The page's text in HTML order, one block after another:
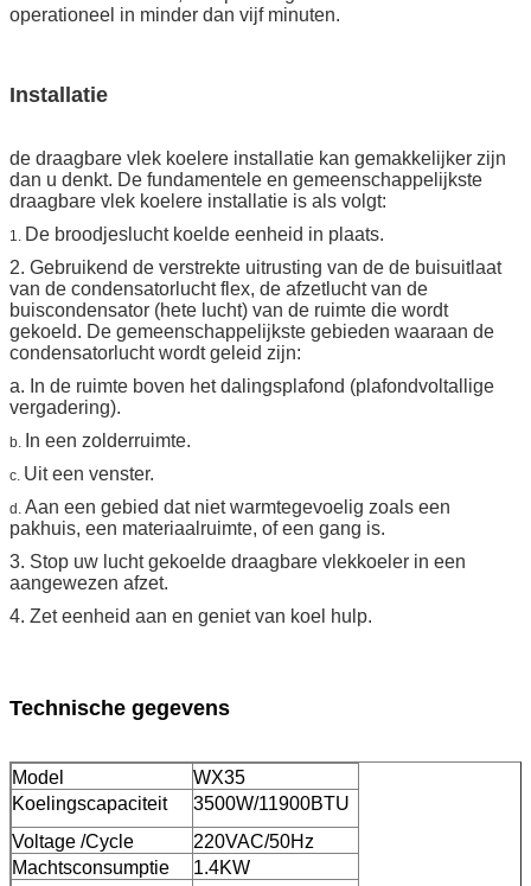
operationeel in minder dan vijf minuten.
Installatie
de draagbare vlek koelere installatie kan gemakkelijker zijn
dan u denkt. De fundamentele en gemeenschappelijkste
draagbare vlek koelere installatie is als volgt:
1. De broodjeslucht koelde eenheid in plaats.
2. Gebruikend de verstrekte uitrusting van de de buisuitlaat
van de condensatorlucht flex, de afzetlucht van de
buiscondensator (hete lucht) van de ruimte die wordt
gekoeld. De gemeenschappelijkste gebieden waaraan de
condensatorlucht wordt geleid zijn:
a. In de ruimte boven het dalingsplafond (plafondvoltallige
vergadering).
b. In een zolderruimte.
c. Uit een venster.
d. Aan een gebied dat niet warmtegevoelig zoals een
pakhuis, een materiaalruimte, of een gang is.
3. Stop uw lucht gekoelde draagbare vlekkoeler in een
aangewezen afzet.
4. Zet eenheid aan en geniet van koel hulp.
Technische gegevens
Model
WX35
Koelingscapaciteit
3500W/11900BTU
Voltage /Cycle
220VAC/50Hz
Machtsconsumptie
1.4KW